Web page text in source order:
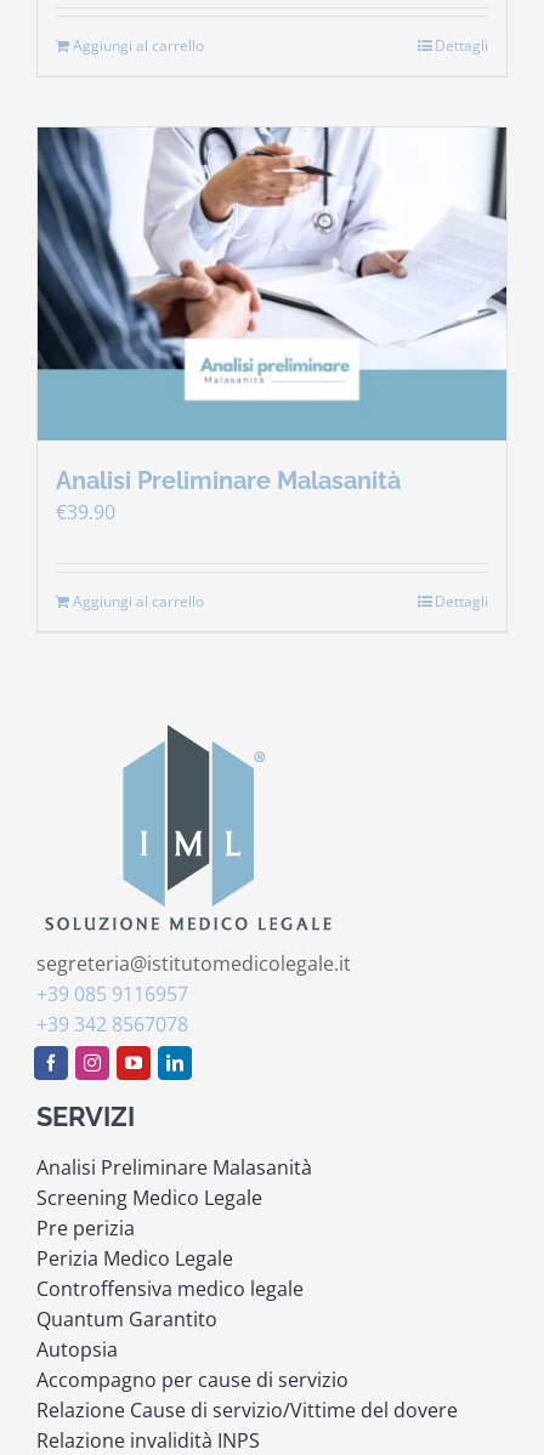
Aggiungi al carrello Dettagli
Analisi Preliminare Malasanità
€39.90
Aggiungi al carrello Dettagli
segreteria@istitutomedicolegale.it
+39 085 9116957
+39 342 8567078
SERVIZI
Analisi Preliminare Malasanità
Screening Medico Legale
Pre perizia
Perizia Medico Legale
Controffensiva medico legale
Quantum Garantito
Autopsia
Accompagno per cause di servizio
Relazione Cause di servizio/Vittime del dovere
Relazione invalidità INPS